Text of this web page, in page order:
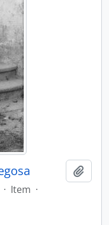
· Item ·